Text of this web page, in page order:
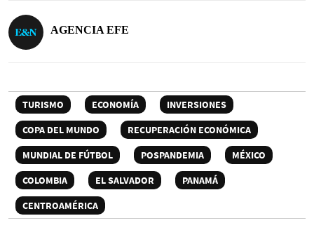
AGENCIA EFE
TURISMO ECONOMÍA
INVERSIONES
COPA DEL MUNDO
RECUPERACIÓN ECONÓMICA
MUNDIAL DE FÚTBOL
POSPANDEMIA
MÉXICO
COLOMBIA
EL SALVADOR
PANAMÁ
CENTROAMÉRICA